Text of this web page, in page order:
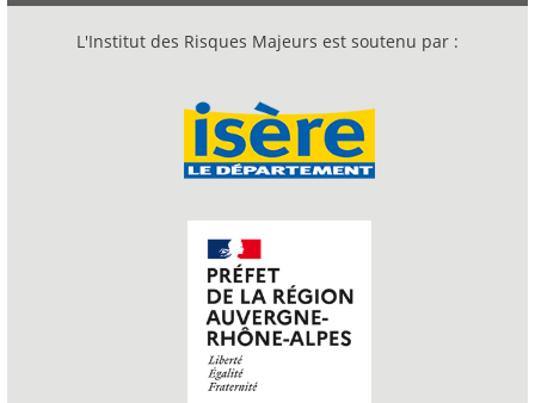
L'Institut des Risques Majeurs est soutenu par :